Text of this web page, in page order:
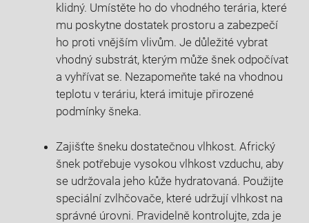
klidný. Umístěte ho do vhodného terária, které
mu poskytne dostatek prostoru a zabezpečí
ho proti vnějším vlivům. Je důležité vybrat
vhodný substrát, kterým může šnek odpočívat
a vyhřívat se. Nezapomeňte také na vhodnou
teplotu v teráriu, která imituje přirozené
podmínky šneka.
Zajišťte šneku dostatečnou vlhkost. Africký
šnek potřebuje vysokou vlhkost vzduchu, aby
se udržovala jeho kůže hydratovaná. Použijte
speciální zvlhčovače, které udržují vlhkost na
správné úrovni. Pravidelně kontrolujte, zda je